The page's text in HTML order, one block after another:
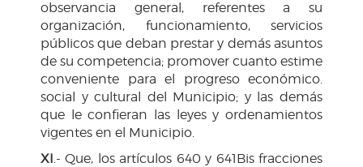
observancia general, referentes a su
organización, funcionamiento, servicios
públicos que deban prestar y demás asuntos
de su competencia; promover cuanto estime
conveniente para el progreso económico.
social y cultural del Municipio; y las demás
que le confieran las leyes y ordenamientos
vigentes en el Municipio.
XI .- Que, los artículos 640 y 641Bis fracciones